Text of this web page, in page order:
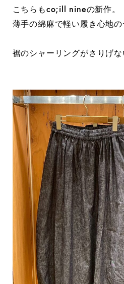
こちらもco;ill nineの新作。
薄手の綿麻で軽い履き心地の
裾のシャーリングがさりげ